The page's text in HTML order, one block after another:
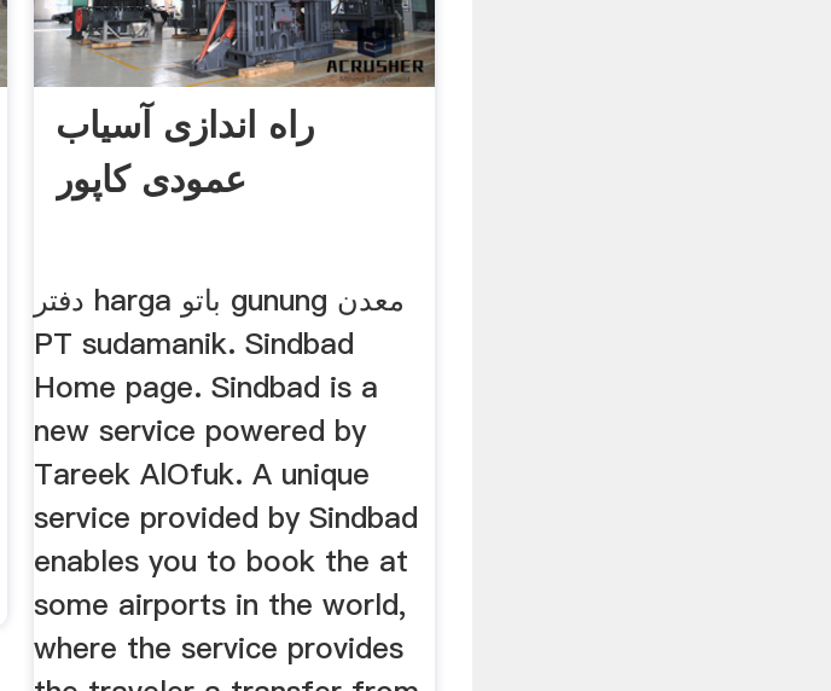
راه اندازی آسیاب
عمودی کاپور
دفتر harga باتو gunung معدن
PT sudamanik. Sindbad
Home page. Sindbad is a
new service powered by
Tareek AlOfuk. A unique
service provided by Sindbad
enables you to book the at
some airports in the world,
where the service provides